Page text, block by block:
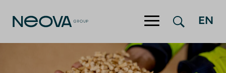
Hyppää sisältöön EN